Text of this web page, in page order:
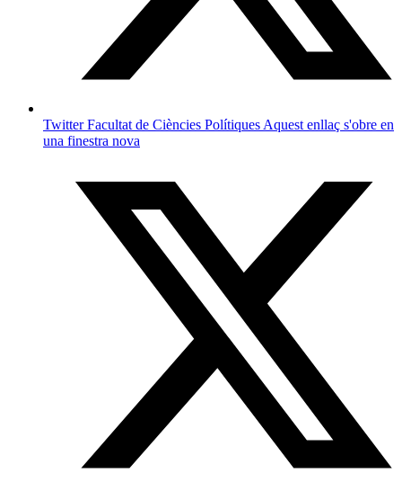
Twitter Facultat de Ciències PolítiquesAquest enllaç s'obre en
una finestra nova